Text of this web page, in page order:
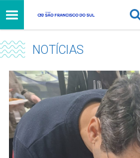
NOTÍCIAS